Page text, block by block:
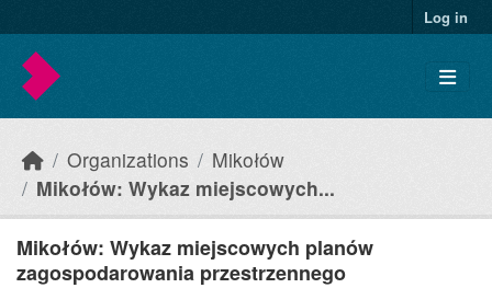
Log in
Organizations
Mikołów
Mikołów: Wykaz miejscowych...
Mikołów: Wykaz miejscowych planów
zagospodarowania przestrzennego